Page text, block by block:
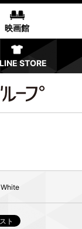
映画館
STORE